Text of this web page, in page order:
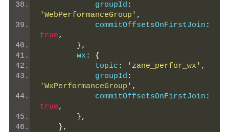
            groupId
:
'WebPerformanceGroup' ,
            commitOffsetsOnFirstJoin
:
true,
},
        wx
:
{
            topic
: 'zane_perfor_wx' ,
            groupId
:
'WxPerformanceGroup' ,
            commitOffsetsOnFirstJoin
:
true,
},
},